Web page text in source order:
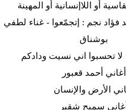
أو اللاإنسانية أو المهينة
فؤاد نجم : إتجمّعوا - غناء لطفي
بوشناق
لا تحسبوا اني نسيت ودادكم
أغاني أحمد قعبور
الأرض والإنسان
أغاني سميح شقير